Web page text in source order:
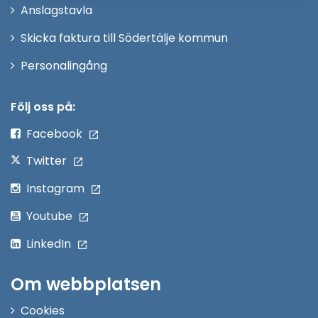
fönster
Anslagstavla
Skicka faktura till Södertälje kommun
PersonalingångÖppna
Följ oss på:
Facebook
Twitter
Instagram
Youtube
LinkedIn
Om webbplatsen
Cookies